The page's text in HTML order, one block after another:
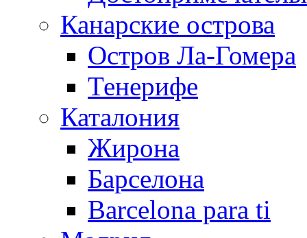
Канарские острова
Остров Ла-Гомера
Тенерифе
Каталония
Жирона
Барселона
Barcelona para ti